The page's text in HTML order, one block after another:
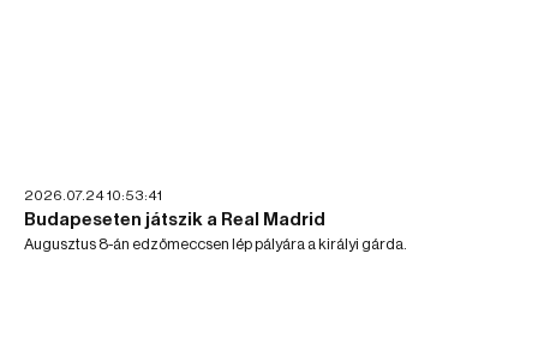
2026.07.24 10:53:41
Budapeseten játszik a Real Madrid
Augusztus 8-án edzőmeccsen lép pályára a királyi gárda.